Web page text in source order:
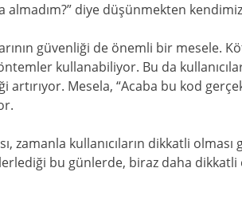
diye düşünmekten
güvenliği de önemli bir mesele.
kullanabiliyor. Bu da
Mesela, “Acaba bu kod
zamanla kullanıcıların dikkatli
bu günlerde, biraz daha dikkatli